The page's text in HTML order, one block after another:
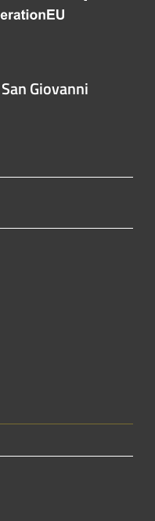
Giovanni